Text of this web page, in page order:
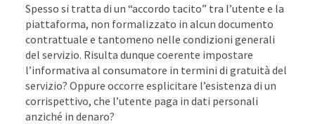
Spesso si tratta di un “accordo tacito” tra l’utente e la
piattaforma, non formalizzato in alcun documento
contrattuale e tantomeno nelle condizioni generali
del servizio. Risulta dunque coerente impostare
l’informativa al consumatore in termini di gratuità del
servizio? Oppure occorre esplicitare l’esistenza di un
corrispettivo, che l’utente paga in dati personali
anziché in denaro?